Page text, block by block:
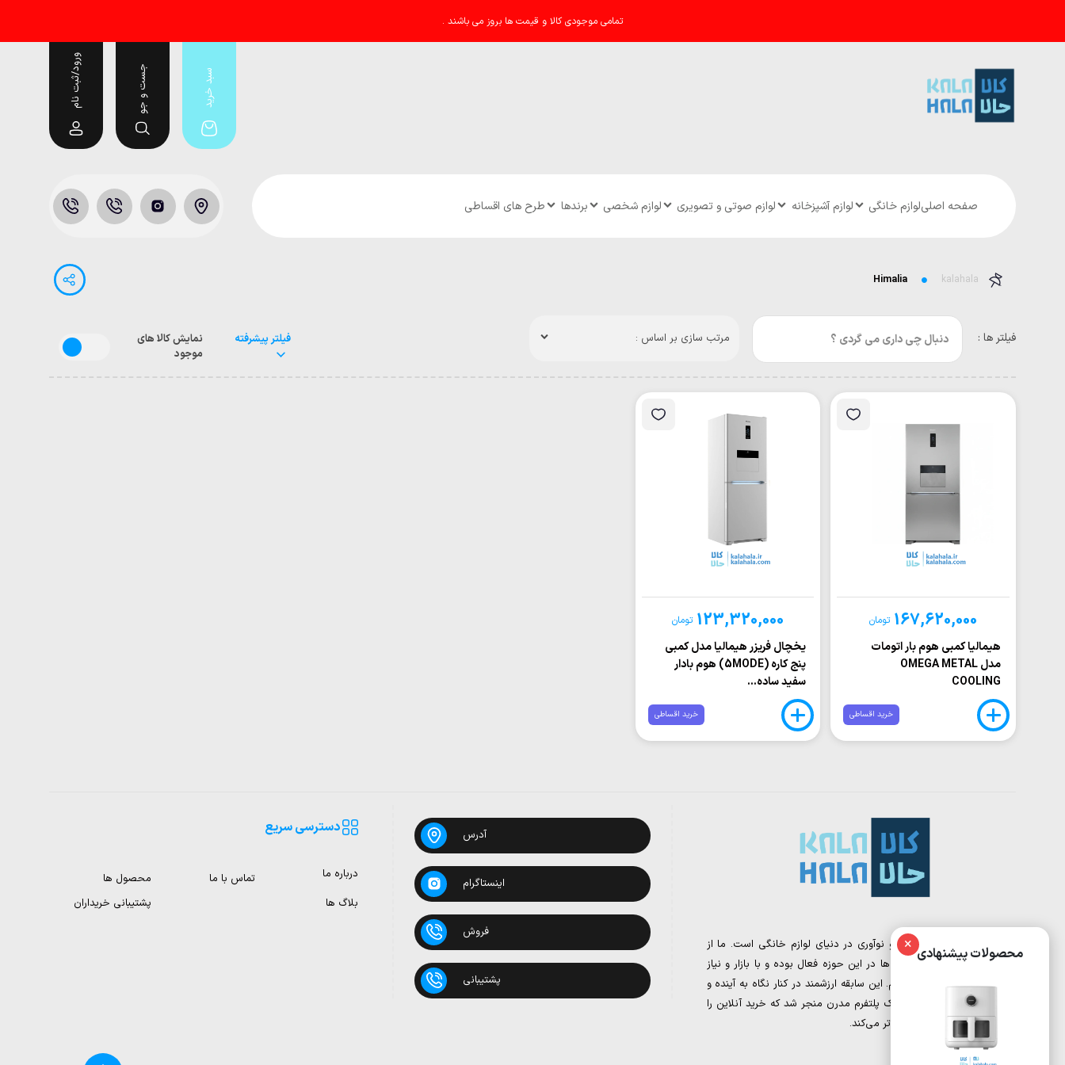
× محصولات پیشنهادی
تمامی موجودی کالا و قیمت ها بروز می باشند .
سبد خرید جست و جو ورود/ثبت نام
صفحه اصلیلوازم خانگی لوازم آشپزخانه لوازم صوتی و تصویری لوازم شخصی برندها طرح های اقساطی
kalahala
Himalia
فیلتر ها : مرتب سازی بر اساس : فیلتر پیشرفته
نمایش کالا های
موجود
167,620,000 تومان
هيماليا کمبي هوم بار اتومات
مدل OMEGA METAL
COOLING
خرید اقساطی
123,320,000 تومان
یخچال فریزر هيماليا مدل کمبي
پنج کاره (5MODE) هوم بادار
سفيد ساده...
خرید اقساطی
کالا حالا، نقطه تلاقی تجربه و نوآوری در دنیای لوازم خانگی است. ما از
تیمی تشکیل شده‌ایم که سال‌ها در این حوزه فعال بوده و با بازار و نیاز
مشتریان به‌خوبی آشنا هستیم. این سابقه ارزشمند در کنار نگاه به آینده و
دیجیتال مارکتینگ، به خلق یک پلتفرم مدرن منجر شد که خرید آنلاین را
برای شما ساده‌تر و هوشمندانه‌تر می‌کند.
آدرس
اینستاگرام
فروش
پشتیبانی
دسترسی سریع
درباره ما تماس با ما
محصول ها
بلاگ ها
پشتیبانی خریداران